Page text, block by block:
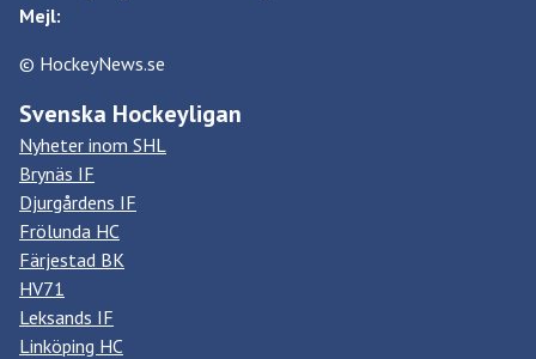
Mejl:
© HockeyNews.se
Svenska Hockeyligan
Nyheter inom SHL
Brynäs IF
Djurgårdens IF
Frölunda HC
Färjestad BK
HV71
Leksands IF
Linköping HC